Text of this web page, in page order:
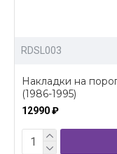
RDSL003
Накладки на
(1986-1995)
12990 ₽